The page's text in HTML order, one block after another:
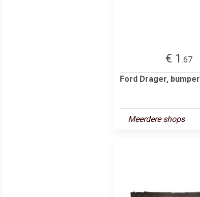
€ 1 .67
Ford Drager, bumper
Meerdere shops